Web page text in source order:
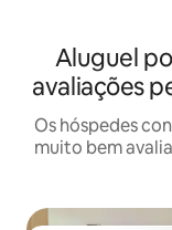
Aluguel
avaliações
Os hóspedes
muito bem